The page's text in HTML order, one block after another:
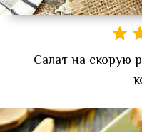
Салат на скорую